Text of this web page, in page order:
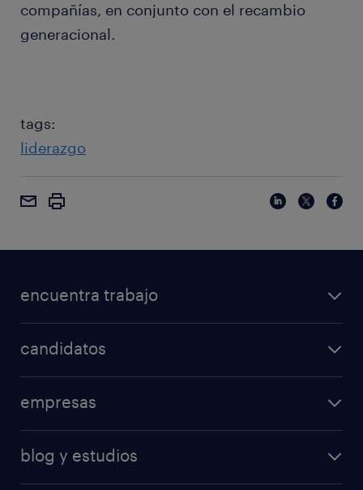
compañías, en conjunto con el recambio
generacional.
tags:
liderazgo
encuentra trabajo
candidatos
empresas
blog y estudios